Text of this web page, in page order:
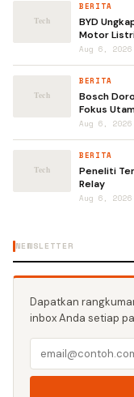
BERITA
BYD
Motor
Aug 6, 2026
BERITA
Bosch
Fokus
Aug 6, 2026
BERITA
Peneliti
Relay
Aug 6, 2026
NEWSLETTER
Dapatkan
inbox Anda setiap